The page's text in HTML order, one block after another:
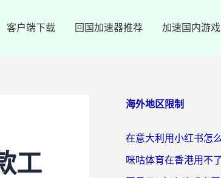
客户端下载 回国加速器推荐 加速国内游戏
工
海外地区限制